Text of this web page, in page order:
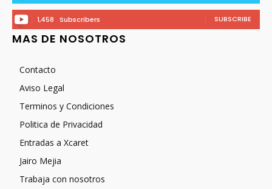
1,458 Subscribers SUBSCRIBE
MAS DE NOSOTROS
Contacto
Aviso Legal
Terminos y Condiciones
Politica de Privacidad
Entradas a Xcaret
Jairo Mejia
Trabaja con nosotros